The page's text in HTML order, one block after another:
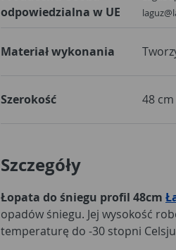
odpowiedzialna w UE
Materiał wykonania
Szerokość 48 cm
Szczegóły
Łopata do śniegu profil 48cm
opadów śniegu. Jej wysokość
temperaturę do -30 stopni